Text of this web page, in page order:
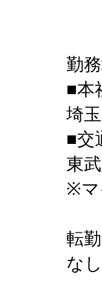
勤
■本
埼
■交
東
※マ
転
なし